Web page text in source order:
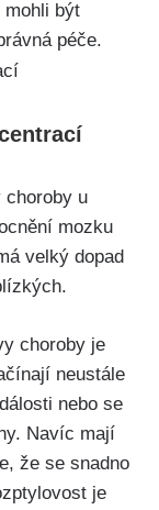
mohli být
péče.
choroby u
mozku
velký dopad
choroby je
neustále
nebo se
Navíc mají
že se snadno
je